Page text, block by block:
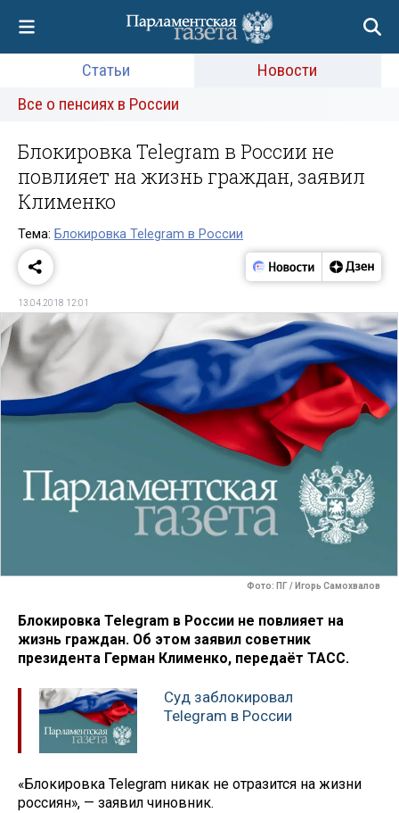
Статьи
Новости
Все о пенсиях в России
Блокировка Telegram в России не
повлияет на жизнь граждан, заявил
Клименко
Тема: Блокировка Telegram в России
13.04.2018 12:01
Фото: ПГ / Игорь Самохвалов
Блокировка Telegram в России не повлияет на
жизнь граждан. Об этом заявил советник
президента Герман Клименко, передаёт ТАСС.
Суд заблокировал
Telegram в России
«Блокировка Telegram никак не отразится на жизни
россиян», — заявил чиновник.